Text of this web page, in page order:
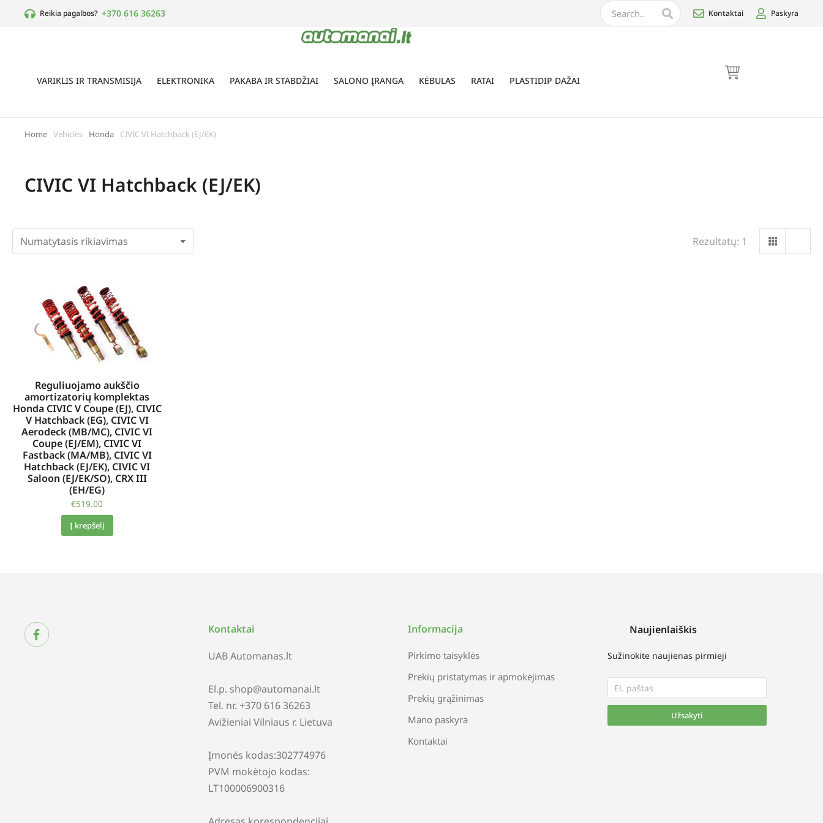
Reikia pagalbos? +370 616 36263 Kontaktai Paskyra
VARIKLIS IR TRANSMISIJA ELEKTRONIKA PAKABA IR STABDŽIAI SALONO ĮRANGA KĖBULAS RATAI PLASTIDIP DAŽAI
You are here:
Home Vehicles Honda CIVIC VI Hatchback (EJ/EK)
CIVIC VI Hatchback (EJ/EK)
Rezultatų: 1
Reguliuojamo aukščio
amortizatorių komplektas
Honda CIVIC V Coupe (EJ), CIVIC
V Hatchback (EG), CIVIC VI
Aerodeck (MB/MC), CIVIC VI
Coupe (EJ/EM), CIVIC VI
Fastback (MA/MB), CIVIC VI
Hatchback (EJ/EK), CIVIC VI
Saloon (EJ/EK/SO), CRX III
(EH/EG)
€519.00
Į krepšelį
Kontaktai
UAB Automanas.lt
El.p. shop@automanai.lt
Tel. nr. +370 616 36263
Avižieniai Vilniaus r. Lietuva
Įmonės kodas:302774976
PVM mokėtojo kodas:
LT100006900316
Informacija
Pirkimo taisyklės
Prekių pristatymas ir apmokėjimas
Prekių grąžinimas
Mano paskyra
Kontaktai
Naujienlaiškis
Sužinokite naujienas pirmieji
Užsakyti